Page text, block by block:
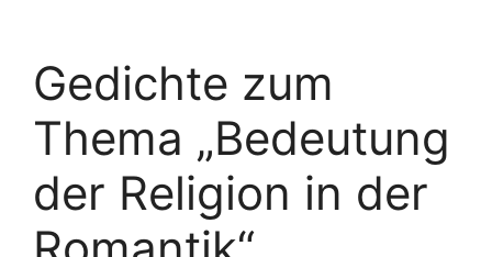
Gedichte zum
Thema „Bedeutung
der Religion in der